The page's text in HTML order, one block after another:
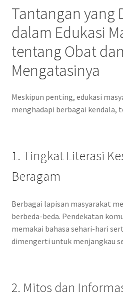
Tantangan yang
dalam Edukasi
tentang Obat
Mengatasinya
Meskipun penting, edukasi
menghadapi berbagai kendala,
1. Tingkat Literasi
Beragam
Berbagai lapisan masyarakat
berbeda-beda. Pendekatan
memakai bahasa sehari-hari
dimengerti untuk menjangkau
2. Mitos dan